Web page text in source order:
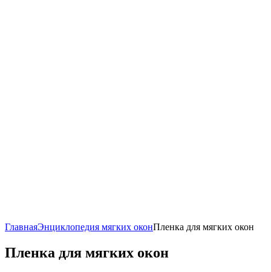
ГлавнаяЭнциклопедия мягких оконПленка для мягких окон
Пленка для мягких окон